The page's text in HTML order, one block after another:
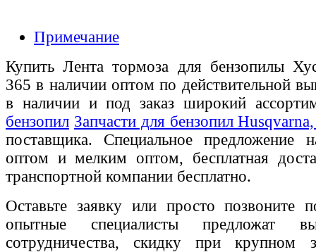
Примечание
Купить Лента тормоза для бензопилы
365 в наличии оптом по действительной
в наличии и под заказ широкий
бензопил Запчасти для бензопил
поставщика. Специальное предложение
оптом и мелким оптом, бесплатная
транспортной компании бесплатно.
Оставьте заявку или просто позвоните
опытные специалисты предложат
сотрудничества, скидку при крупном